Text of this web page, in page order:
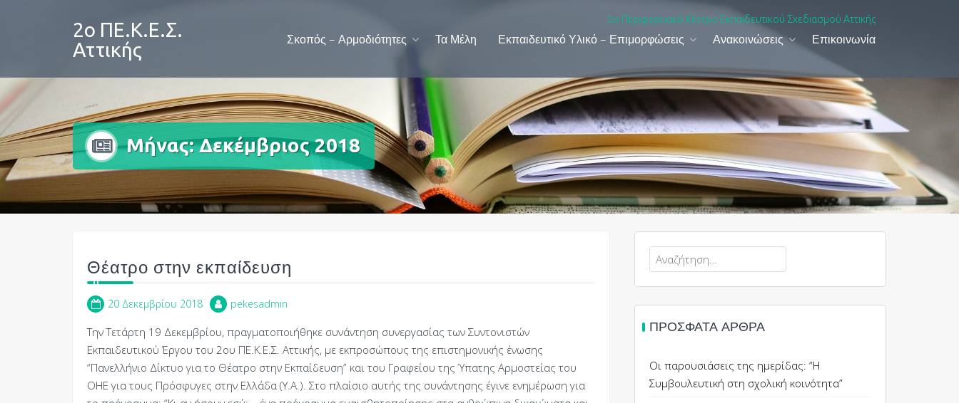
2ο ΠΕ.Κ.Ε.Σ.
Αττικής
2ο Περιφερειακό Κέντρο Εκπαιδευτικού Σχεδιασμού Αττικής
Σκοπός – Αρμοδιότητες Τα Μέλη Εκπαιδευτικό Υλικό – Επιμορφώσεις Ανακοινώσεις Επικοινωνία
Μήνας:Δεκέμβριος 2018
Θέατρο στην εκπαίδευση
20 Δεκεμβρίου 2018 pekesadmin
Την Τετάρτη 19 Δεκεμβρίου, πραγματοποιήθηκε συνάντηση συνεργασίας των Συντονιστών
Εκπαιδευτικού Έργου του 2ου ΠΕ.Κ.Ε.Σ. Αττικής, με εκπροσώπους της επιστημονικής ένωσης
“Πανελλήνιο Δίκτυο για το Θέατρο στην Εκπαίδευση” και του Γραφείου της Ύπατης Αρμοστείας του
ΟΗΕ για τους Πρόσφυγες στην Ελλάδα (Υ.Α.). Στο πλαίσιο αυτής της συνάντησης έγινε ενημέρωση για
Αναζήτηση
για:
ΠΡΌΣΦΑΤΑ ΆΡΘΡΑ
Οι παρουσιάσεις της ημερίδας: “Η
Συμβουλευτική στη σχολική κοινότητα”